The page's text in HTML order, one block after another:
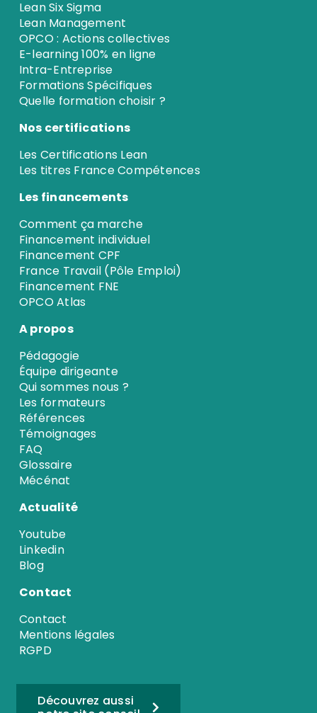
Lean Six Sigma
Lean Management
OPCO : Actions collectives
E-learning 100% en ligne
Intra-Entreprise
Formations Spécifiques
Quelle formation choisir ?
Nos certifications
Les Certifications Lean
Les titres France Compétences
Les financements
Comment ça marche
Financement individuel
Financement CPF
France Travail (Pôle Emploi)
Financement FNE
OPCO Atlas
A propos
Pédagogie
Équipe dirigeante
Qui sommes nous ?
Les formateurs
Références
Témoignages
FAQ
Glossaire
Mécénat
Actualité
Youtube
Linkedin
Blog
Contact
Contact
Mentions légales
RGPD
Découvrez aussi